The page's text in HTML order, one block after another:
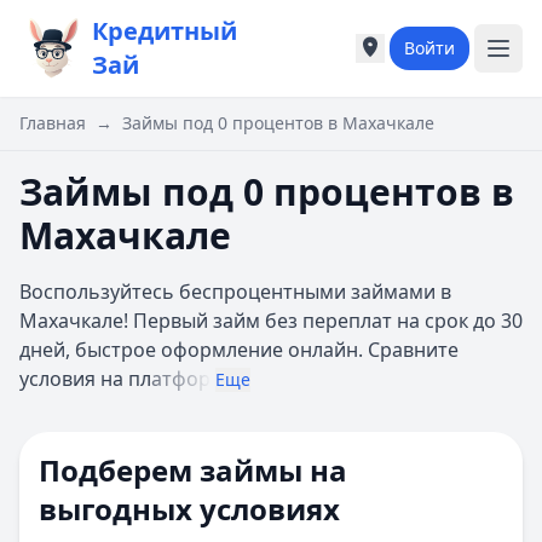
Кредитный
Зай
Города России
Москва
Казань
Б
Барнаул
Белгород
Города России
Москва
Казань
Б
Барнаул
Белгород
Войти
Главная → Займы под 0 процентов в Махачкале
Займы под 0 процентов в
Махачкале
Воспользуйтесь беспроцентными займами в
Махачкале! Первый займ без переплат на срок до 30
дней, быстрое оформление онлайн. Сравните
условия на платфор Еще
Подберем займы на
выгодных условиях